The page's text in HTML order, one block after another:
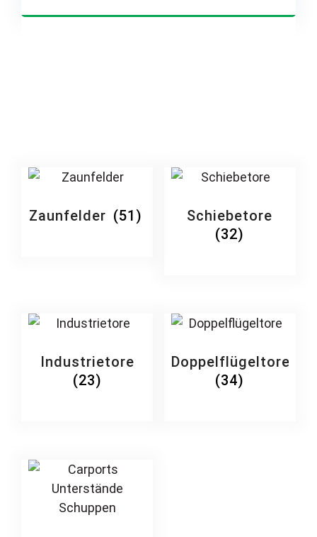
Zaunfelder (51)
Schiebetore
(32)
Industrietore
(23)
Doppelflügeltore
(34)